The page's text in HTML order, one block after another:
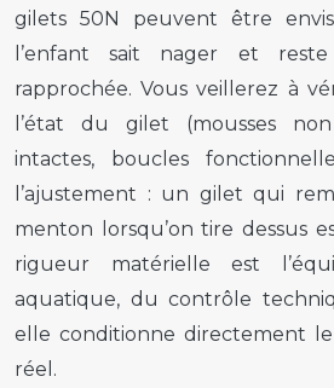
gilets 50N peuvent être
l’enfant sait nager et reste
rapprochée. Vous veillerez à
l’état du gilet (mousses
intactes, boucles
l’ajustement : un gilet qui
menton lorsqu’on tire dessus
rigueur matérielle est
aquatique, du contrôle
elle conditionne directement
réel.